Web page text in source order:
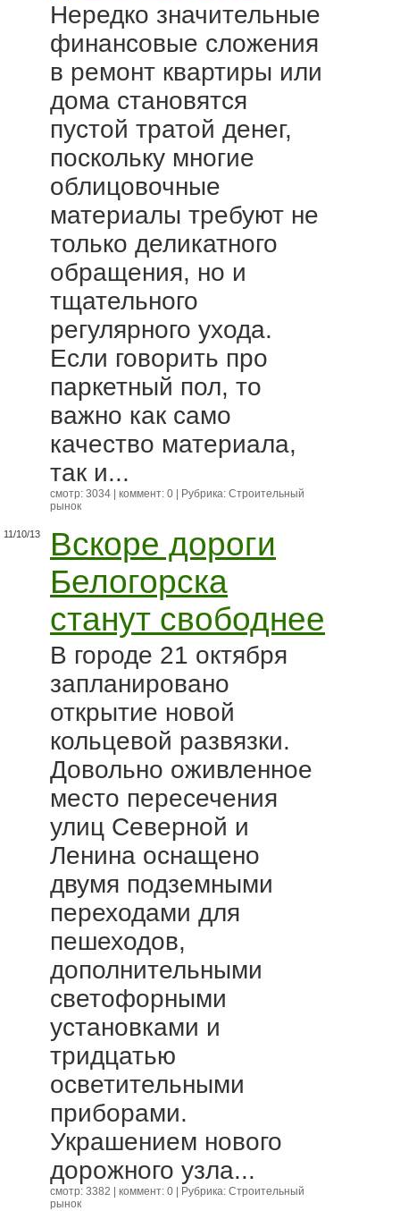
Нередко значительные
финансовые сложения
в ремонт квартиры или
дома становятся
пустой тратой денег,
поскольку многие
облицовочные
материалы требуют не
только деликатного
обращения, но и
тщательного
регулярного ухода.
Если говорить про
паркетный пол, то
важно как само
качество материала,
так и...
смотр: 3034 | коммент: 0 | Рубрика: Строительный
рынок
11/10/13
Вскоре дороги
Белогорска
станут свободнее
В городе 21 октября
запланировано
открытие новой
кольцевой развязки.
Довольно оживленное
место пересечения
улиц Северной и
Ленина оснащено
двумя подземными
переходами для
пешеходов,
дополнительными
светофорными
установками и
тридцатью
осветительными
приборами.
Украшением нового
дорожного узла...
смотр: 3382 | коммент: 0 | Рубрика: Строительный
рынок